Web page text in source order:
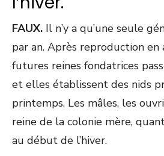
FAUX. Il n’y a qu’une seule
par an. Après reproduction en
futures reines fondatrices
et elles établissent des nids
printemps. Les mâles, les
reine de la colonie mère,
au début de l’hiver.